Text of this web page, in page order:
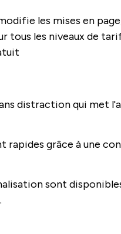
les mises en
tous les niveaux de
distraction qui met
rapides grâce à une
sont